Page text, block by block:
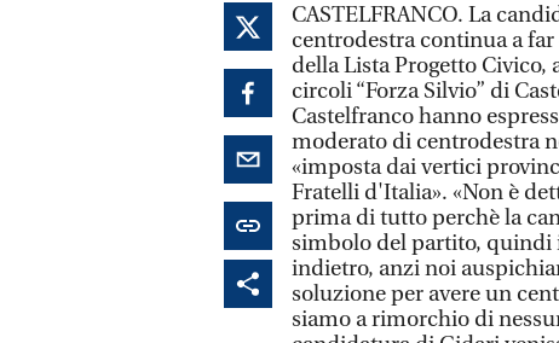
CASTELFRANCO. La
centrodestra continua a
della Lista Progetto Civico,
circoli “Forza Silvio” di
Castelfranco hanno
moderato di centrodestra
«imposta dai vertici
Fratelli d'Italia». «Non è
prima di tutto perchè la
simbolo del partito, quindi
indietro, anzi noi
soluzione per avere un
siamo a rimorchio di